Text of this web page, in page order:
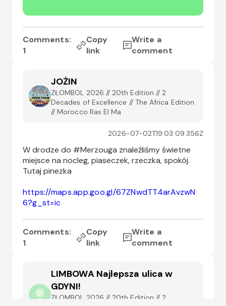
Comments:
1
Copy
link
Write a
comment
JOŻIN
ZŁOMBOL 2026 // 20th Edition // 2
Decades of Excellence // The Africa Edition
// Morocco Ras El Ma
2026-07-02T19:03:09.356Z
W drodze do #Merzouga znaleźliśmy świetne
miejsce na nocleg, piaseczek, rzeczka, spokój.
Tutaj pinezka
https://maps.app.goo.gl/67ZNwdTT4arAvzwN
6?g_st=ic
Comments:
1
Copy
link
Write a
comment
LIMBOWA Najlepsza ulica w
GDYNI!
ZŁOMBOL 2026 // 20th Edition // 2